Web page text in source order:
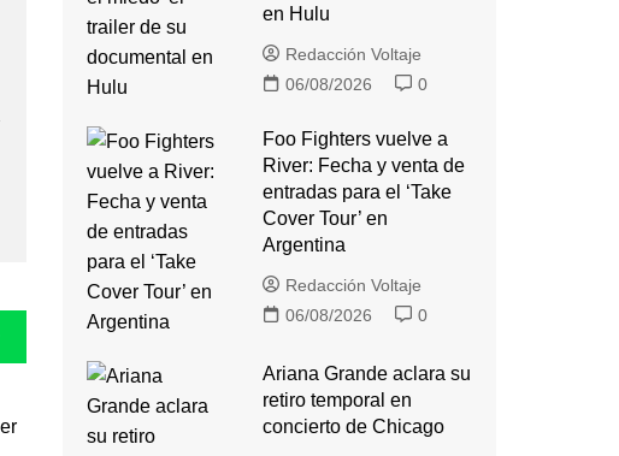
en Hulu
Redacción Voltaje
06/08/2026
0
Foo Fighters vuelve a
River: Fecha y venta de
entradas para el ‘Take
Cover Tour’ en
Argentina
Redacción Voltaje
06/08/2026
0
Ariana Grande aclara su
retiro temporal en
concierto de Chicago